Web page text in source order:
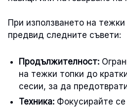
При използването на
предвид следните съвети:
Продължителност:
на тежки топки до
сесии, за да
Техника: Фокусирайте се